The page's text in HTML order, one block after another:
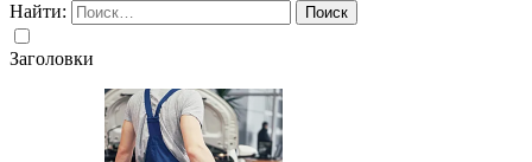
Найти:
Заголовки